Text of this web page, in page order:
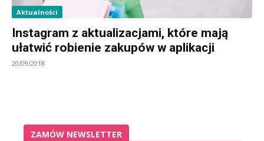
Aktualności
Instagram z aktualizacjami, które mają
ułatwić robienie zakupów w aplikacji
20/09/2018
ZAMÓW NEWSLETTER